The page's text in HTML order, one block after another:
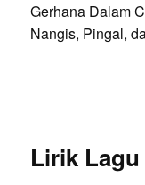
Gerhana Dalam
Nangis, Pingal,
Lirik Lagu